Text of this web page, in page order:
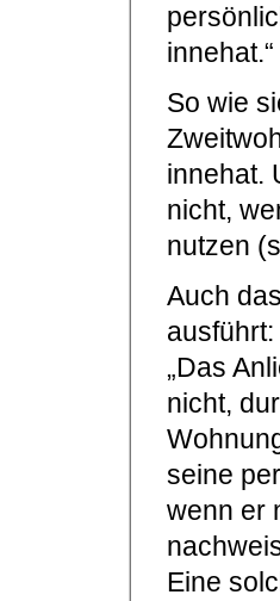
innehat.“
So wie
innehat.
nicht,
nutzen
Auch
ausführt:
„Das
nicht,
seine
wenn er
Eine